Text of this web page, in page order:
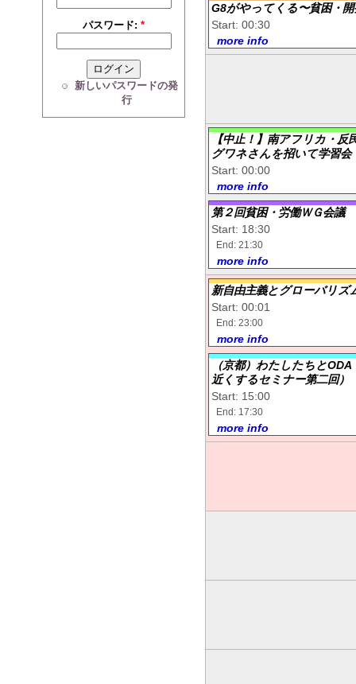
パスワード:*
新しいパスワードの発
行
G8がやってくる〜貧困・
Start: 00:30
more info
【中止！】南アフリカ・
グワネさんを招いて学習
Start: 00:00
more info
第２回貧困・労働ＷＧ会議
Start: 18:30
End: 21:30
more info
新自由主義とグローバリズ
Start: 00:01
End: 23:00
more info
（京都）わたしたちと
近くするセミナー第二回）
Start: 15:00
End: 17:30
more info